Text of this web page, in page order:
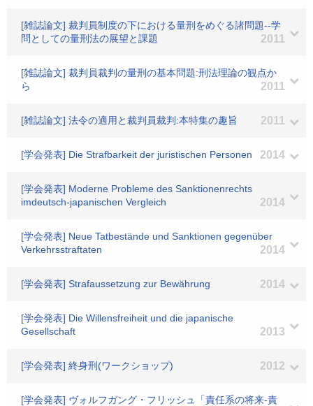
[雑誌論文] 裁判員制度の下における量刑をめぐる諸問題--学
問としての量刑法の展望と課題
2011
[雑誌論文] 裁判員裁判の量刑の基本問題:刑法理論の観点か
ら
2011
[雑誌論文] 法令の適用と裁判員裁判:本特集の趣旨 2011
[学会発表] Die Strafbarkeit der juristischen Personen 2014
[学会発表] Moderne Probleme des Sanktionenrechts
imdeutsch-japanischen Vergleich
2014
[学会発表] Neue Tatbestände und Sanktionen gegenüber
Verkehrsstraftaten
2014
[学会発表] Strafaussetzung zur Bewährung 2014
[学会発表] Die Willensfreiheit und die japanische
Gesellschaft
2013
[学会発表] 終身刑(ワークショップ) 2012
[学会発表] ヴォルフガング・フリッシュ「責任系の将来-責